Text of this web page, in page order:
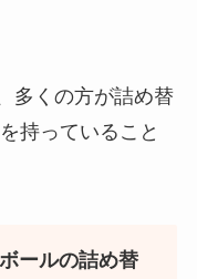
オンラインで売って
野菜はどこで売って
多くの方が詰め替
持っていること
ールの詰め替